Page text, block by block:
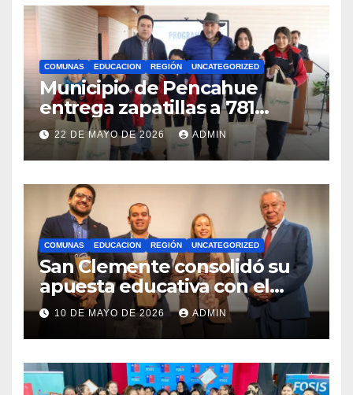
COMUNAS EDUCACION REGIÓN UNCATEGORIZED
Municipio de Pencahue
entrega zapatillas a 781
estudiantes con recursos del
Royalty Minero
22 DE MAYO DE 2026 ADMIN
COMUNAS EDUCACION REGIÓN UNCATEGORIZED
San Clemente consolidó su
apuesta educativa con el
lanzamiento del
Preuniversitario Brotes 2026
10 DE MAYO DE 2026 ADMIN